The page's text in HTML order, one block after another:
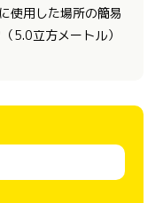
使用した場所の簡易
5.0立方メートル）